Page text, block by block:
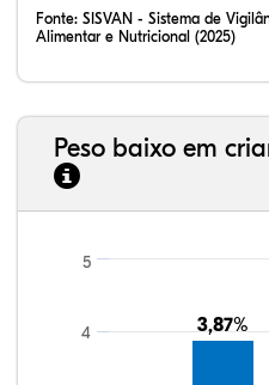
Fonte: SISVAN - Sistema de
Alimentar e Nutricional (2025)
Peso baixo em
3,87%
3,87%
4
5